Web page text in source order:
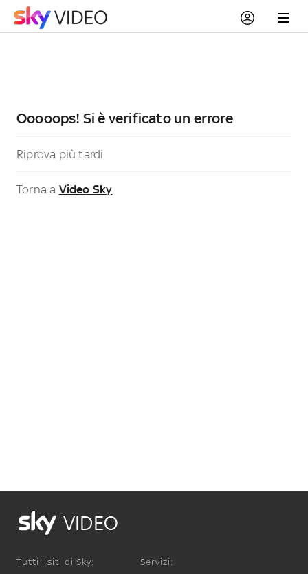
Ooooops! Si è verificato un errore
Riprova più tardi
Torna a Video Sky
VIDEO
Tutti i siti di Sky: Servizi: